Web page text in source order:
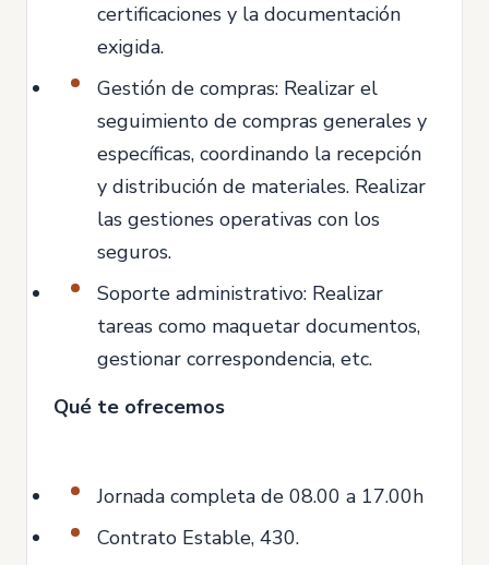
certificaciones y la documentación
exigida.
Gestión de compras: Realizar el
seguimiento de compras generales y
específicas, coordinando la recepción
y distribución de materiales. Realizar
las gestiones operativas con los
seguros.
Soporte administrativo: Realizar
tareas como maquetar documentos,
gestionar correspondencia, etc.
Qué te ofrecemos
Jornada completa de 08.00 a 17.00h
Contrato Estable, 430.